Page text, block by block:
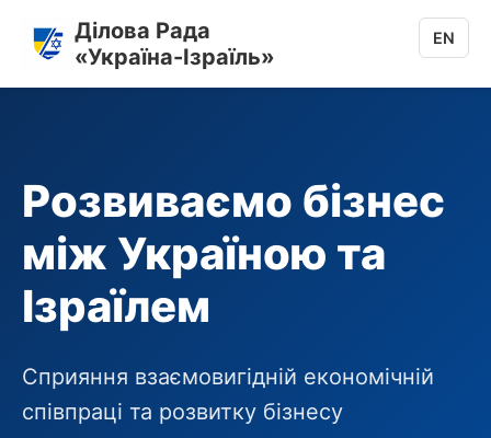
Ділова Рада
«Україна-Ізраїль»
EN
Розвиваємо бізнес
між Україною та
Ізраїлем
Сприяння взаємовигідній економічній
співпраці та розвитку бізнесу